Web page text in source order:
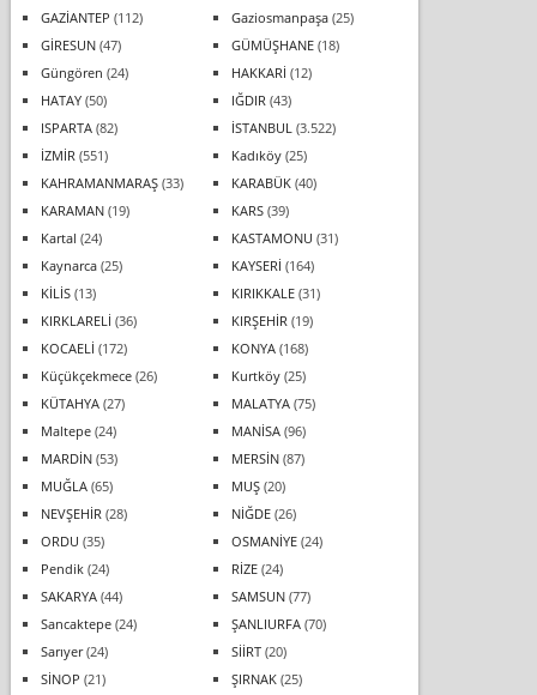
GAZİANTEP (112) Gaziosmanpaşa(25)
GİRESUN(47) GÜMÜŞHANE(18)
Güngören (24) HAKKARİ (12)
HATAY(50) IĞDIR (43)
ISPARTA(82) İSTANBUL (3.522)
İZMİR (551) Kadıköy(25)
KAHRAMANMARAŞ(33) KARABÜK(40)
KARAMAN(19) KARS(39)
Kartal (24) KASTAMONU (31)
Kaynarca(25) KAYSERİ (164)
KİLİS(13) KIRIKKALE(31)
KIRKLARELİ (36) KIRŞEHİR (19)
KOCAELİ (172) KONYA(168)
Küçükçekmece(26) Kurtköy(25)
KÜTAHYA(27) MALATYA(75)
Maltepe(24) MANİSA(96)
MARDİN(53) MERSİN(87)
MUĞLA(65) MUŞ(20)
NEVŞEHİR (28) NİĞDE(26)
ORDU (35) OSMANİYE(24)
Pendik(24) RİZE(24)
SAKARYA(44) SAMSUN(77)
Sancaktepe(24) ŞANLIURFA(70)
Sarıyer(24) SİİRT(20)
SİNOP (21) ŞIRNAK(25)